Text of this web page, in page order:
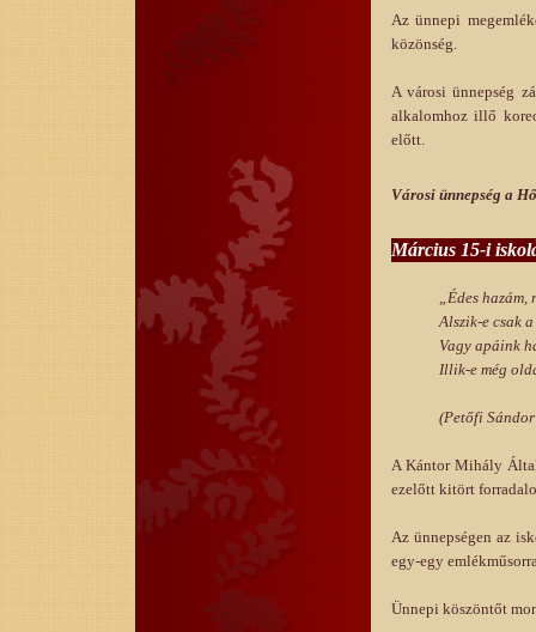
Az ünnepi
közönség.
A városi ünnepség
alkalomhoz illő
előtt.
Városi ünnepség a
Március 15-i
„Édes hazám,
Alszik-e csak
Vagy apáink
Illik-e még
(Petőfi
A Kántor Mihály
ezelőtt kitört
Az ünnepségen az
egy-egy
Ünnepi köszöntőt